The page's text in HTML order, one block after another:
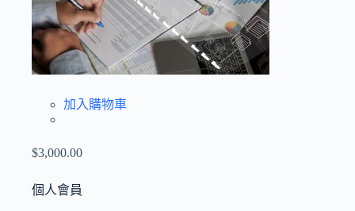
加入購物車
$3,000.00
個人會員